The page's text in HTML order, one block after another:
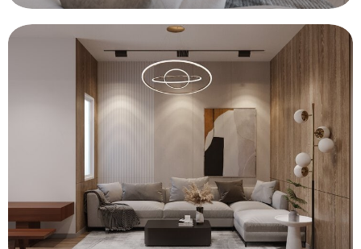
CẢI TẠO PHÒNG KHÁCH VÀ BẾP CĂN HỘ VŨNG TÀU